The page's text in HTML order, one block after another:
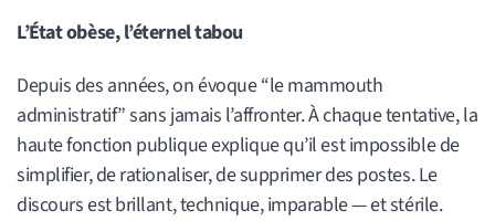
L’État obèse, l’éternel tabou
Depuis des années, on évoque “le mammouth
administratif” sans jamais l’affronter. À chaque tentative, la
haute fonction publique explique qu’il est impossible de
simplifier, de rationaliser, de supprimer des postes. Le
discours est brillant, technique, imparable — et stérile.